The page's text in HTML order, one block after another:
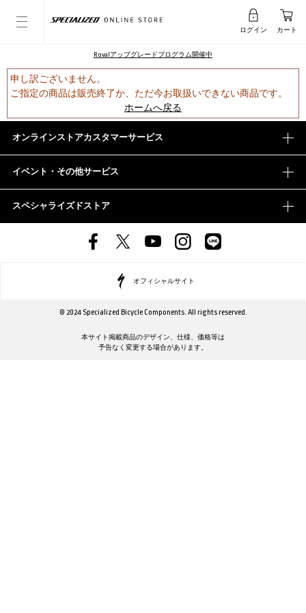
ログイン カート
Rovalアップグレードプログラム開催中
申し訳ございません。
ご指定の商品は販売終了か、ただ今お取扱いできない商品です。
ホームへ戻る
オンラインストアカスタマーサービス
イベント・その他サービス
スペシャライズドストア
オフィシャルサイト
© 2024 Specialized Bicycle Components. All rights reserved.
本サイト掲載商品のデザイン、仕様、価格等は
予告なく変更する場合があります。